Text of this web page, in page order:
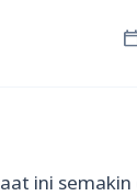
ini